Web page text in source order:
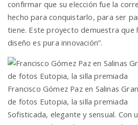
confirmar que su elección fue la
hecho para conquistarlo, para ser
tiene. Este proyecto demuestra que
diseño es pura innovación”.
Francisco Gómez Paz en Salinas
de fotos Eutopia, la silla premiada
Sofisticada, elegante y sensual. Con